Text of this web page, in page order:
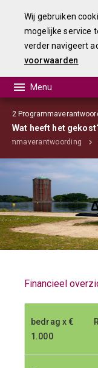
2
Wat heeft het
Financieel
bedrag x €
1.000
bedrag x €
1.000
Wij gebruiken
mogelijke service
verder navigeert
voorwaarden